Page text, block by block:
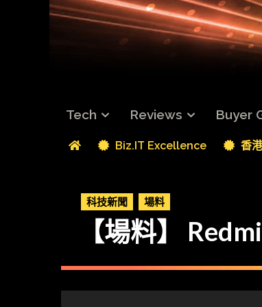
Tech Reviews Buyer
Biz.IT Excellence 香
科技新聞 場料
【場料】